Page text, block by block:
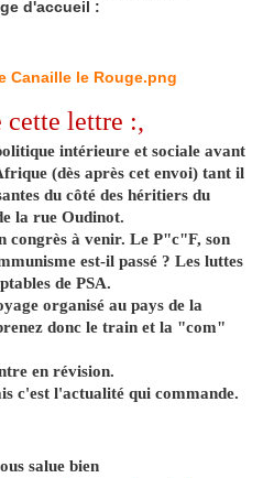
d'accueil :
Canaille le Rouge.png
cette lettre :,
intérieure et sociale avant
(dès après cet envoi) tant il
du côté des héritiers du
la rue Oudinot.
congrès à venir. Le P"c"F, son
est-il passé ? Les luttes
de PSA.
organisé au pays de la
donc le train et la "com"
en révision.
c'est l'actualité qui commande.
salue bien